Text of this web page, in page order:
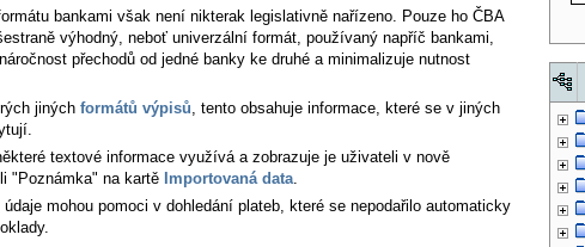
bankami však není nikterak legislativně nařízeno. Pouze ho ČBA
výhodný, neboť univerzální formát, používaný napříč bankami,
přechodů od jedné banky ke druhé a minimalizuje nutnost
jiných formátů výpisů, tento obsahuje informace, které se v jiných
textové informace využívá a zobrazuje je uživateli v nově
"Poznámka" na kartě
Importovaná data.
údaje mohou pomoci v dohledání plateb, které se nepodařilo automaticky